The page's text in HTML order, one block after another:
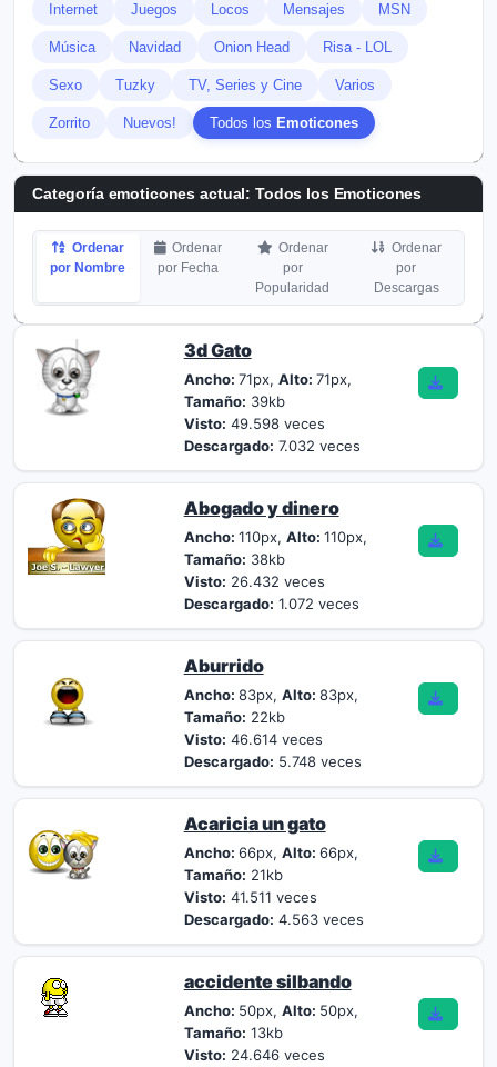
Internet Juegos Locos Mensajes MSN
Música Navidad Onion Head Risa - LOL
Sexo Tuzky TV, Series y Cine Varios
Zorrito Nuevos! Todos los Emoticones
Categoría emoticones actual: Todos los Emoticones
Ordenar
por Nombre
Ordenar
por Fecha
Ordenar
por
Popularidad
Ordenar
por
Descargas
3d Gato
Ancho: 71px, Alto: 71px,
Tamaño: 39kb
Visto: 49.598 veces
Descargado: 7.032 veces
Abogado y dinero
Ancho: 110px, Alto: 110px,
Tamaño: 38kb
Visto: 26.432 veces
Descargado: 1.072 veces
Aburrido
Ancho: 83px, Alto: 83px,
Tamaño: 22kb
Visto: 46.614 veces
Descargado: 5.748 veces
Acaricia un gato
Ancho: 66px, Alto: 66px,
Tamaño: 21kb
Visto: 41.511 veces
Descargado: 4.563 veces
accidente silbando
Ancho: 50px, Alto: 50px,
Tamaño: 13kb
Visto: 24.646 veces